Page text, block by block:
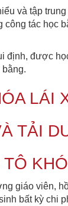
và tập
tác học
định, được
LÁI
TẢI
giáo viên,
bất kỳ chi